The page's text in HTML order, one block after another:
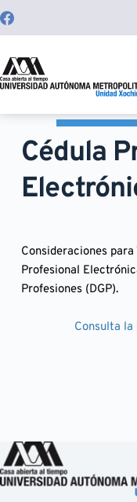
al
contenido
Cédula
Consideraciones
Profesional
Profesiones (DGP).
Consulta